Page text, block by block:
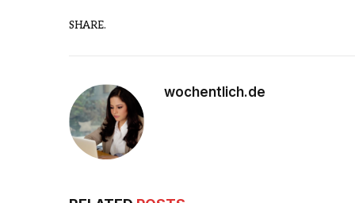
SHARE.
wochentlich.de